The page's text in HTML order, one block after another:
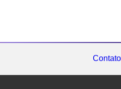
Contato